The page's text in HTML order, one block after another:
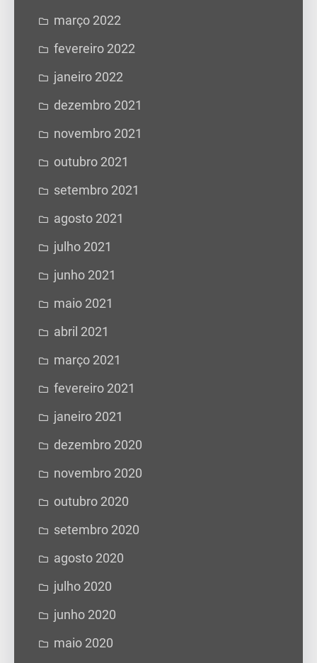
março 2022
fevereiro 2022
janeiro 2022
dezembro 2021
novembro 2021
outubro 2021
setembro 2021
agosto 2021
julho 2021
junho 2021
maio 2021
abril 2021
março 2021
fevereiro 2021
janeiro 2021
dezembro 2020
novembro 2020
outubro 2020
setembro 2020
agosto 2020
julho 2020
junho 2020
maio 2020